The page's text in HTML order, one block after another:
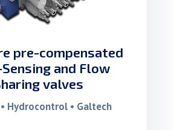
pre-compensated
and Flow
valves
Hydrocontrol • Galtech